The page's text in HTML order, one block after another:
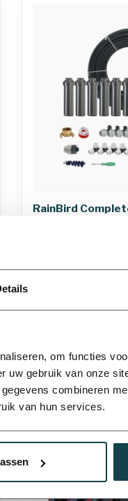
om functies
uw gebruik van onze
combineren
van hun services.
RainBird
Levering binnen 3-4
63 mm